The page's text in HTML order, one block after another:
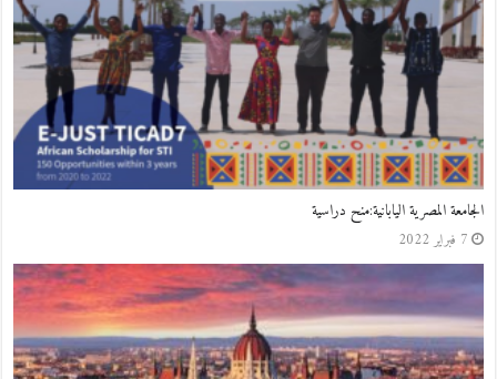
موريس: منح دراسية
12 يناير 2022